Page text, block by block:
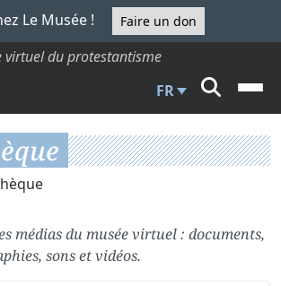
Le Musée ! Faire un don
virtuel du protestantisme
FR
médias du musée virtuel : documents,
sons et vidéos.